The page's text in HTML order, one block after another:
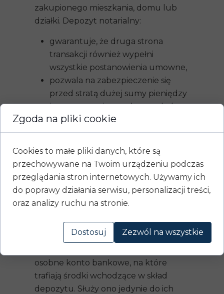
zakupionego mieszkania, domu lub
działki. Depozyt notarialny:
gwarantuje, że druga strona
transakcji również wypełni
wszystkie postanowienia umowne,
pozwala na zabezpieczenie się
przed stratą dużej sumy pieniędzy
i postępowaniem sądowym, które
ma na celu jej odzyskanie,
eliminuje ryzyko zapłaty
fałszywymi banknotami –
transakcja z wykorzystaniem
depozytu notarialnego odbywa się
całkowicie bezgotówkowo,
zabezpiecza nie tylko nabywcę,
lecz także sprzedającego – przed
transakcją z osobą, której nie stać
na zakup nieruchomości.
osobne konto bankowe, na które
trafiają środki wchodzące w skład
depozytu. Służy ono jedynie do ich
Zgoda na pliki cookie
Cookies to małe pliki danych, które są
przechowywane na Twoim urządzeniu podczas
przeglądania stron internetowych. Używamy ich
do poprawy działania serwisu, personalizacji treści,
oraz analizy ruchu na stronie.
Dostosuj Zezwól na wszystkie